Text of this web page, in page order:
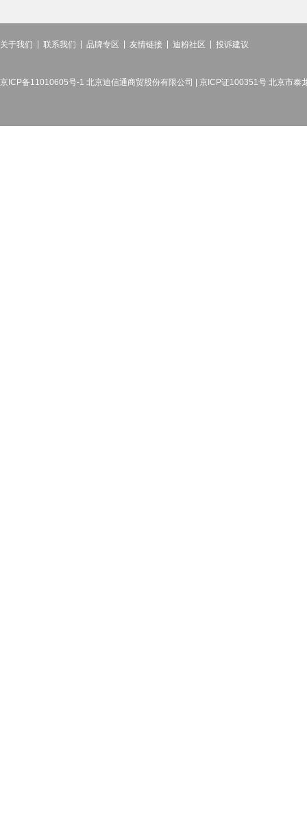
关于我们 联系我们 品牌专区 友情链接 迪粉社区 投诉建议
京ICP备11010605号-1 北京迪信通商贸股份有限公司 | 京ICP证100351号 北京市泰